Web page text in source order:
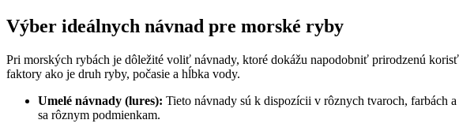
Výber ideálnych návnad pre morské ryby
Pri morských rybách je dôležité voliť návnady, ktoré dokážu napodobniť prirodzenú
faktory ako je druh ryby, počasie a hĺbka vody.
Umelé návnady (lures): Tieto návnady sú k dispozícii v rôznych tvaroch,
sa rôznym podmienkam.